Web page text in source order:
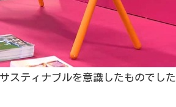
スティナブルを意識したものでし